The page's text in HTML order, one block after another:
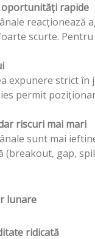
rapide
reacționează
scurte.
expunere strict în
permit
riscuri mai mari
sunt mai
(breakout, gap,
lunare
ridicată